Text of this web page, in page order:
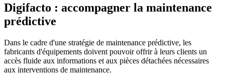
Digifacto : accompagner la maintenance
prédictive
Dans le cadre d'une stratégie de maintenance prédictive, les
fabricants d'équipements doivent pouvoir offrir à leurs clients un
accès fluide aux informations et aux pièces détachées nécessaires
aux interventions de maintenance.